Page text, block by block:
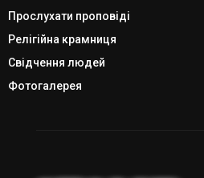
Прослухати проповіді
Релігійна крамниця
Свідчення людей
Фотогалерея